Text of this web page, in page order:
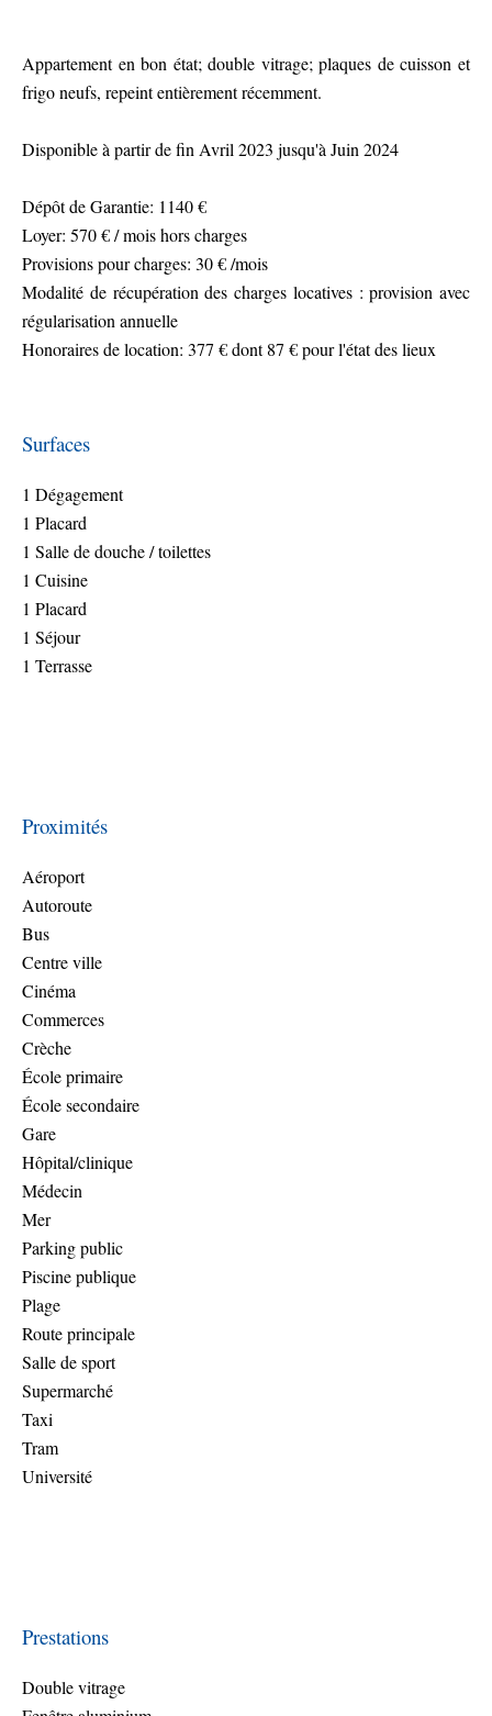
Appartement en bon état; double vitrage; plaques de cuisson et
frigo neufs, repeint entièrement récemment.
Disponible à partir de fin Avril 2023 jusqu'à Juin 2024
Dépôt de Garantie: 1140 €
Loyer: 570 € / mois hors charges
Provisions pour charges: 30 € /mois
Modalité de récupération des charges locatives : provision avec
régularisation annuelle
Honoraires de location: 377 € dont 87 € pour l'état des lieux
Surfaces
1 Dégagement
1 Placard
1 Salle de douche / toilettes
1 Cuisine
1 Placard
1 Séjour
1 Terrasse
Proximités
Aéroport
Autoroute
Bus
Centre ville
Cinéma
Commerces
Crèche
École primaire
École secondaire
Gare
Hôpital/clinique
Médecin
Mer
Parking public
Piscine publique
Plage
Route principale
Salle de sport
Supermarché
Taxi
Tram
Université
Prestations
Double vitrage